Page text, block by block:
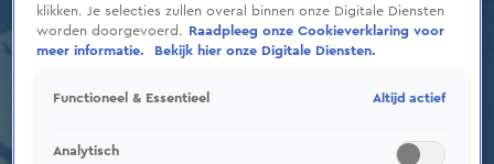
klikken. Je selecties zullen overal binnen onze Digitale Diensten
worden doorgevoerd.
Raadpleeg onze Cookieverklaring voor
meer informatie.
Bekijk hier onze Digitale Diensten.
Functioneel & Essentieel Altijd actief
Analytisch